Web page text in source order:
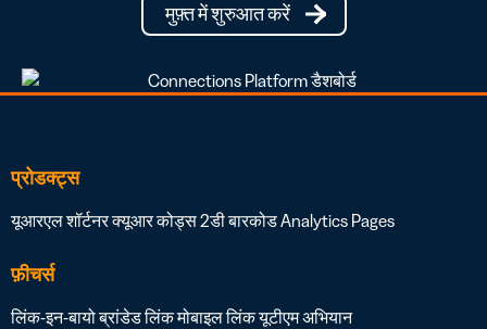
मुफ़्त में शुरुआत करें
प्रोडक्ट्स
यूआरएल शॉर्टनरक्यूआर कोड्स2डी बारकोडAnalytics Pages
फ़ीचर्स
लिंक-इन-बायोब्रांडेड लिंकमोबाइल लिंकयूटीएम अभियान